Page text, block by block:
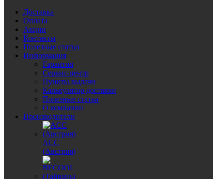
Доставка
Оплата
Акции
Контакты
Полезные статьи
Информация
Гарантия
Сервис-центр
Пункты выдачи
Калькулятор доставки
Полезные статьи
О компании
Производители
ACC
(Австрия)